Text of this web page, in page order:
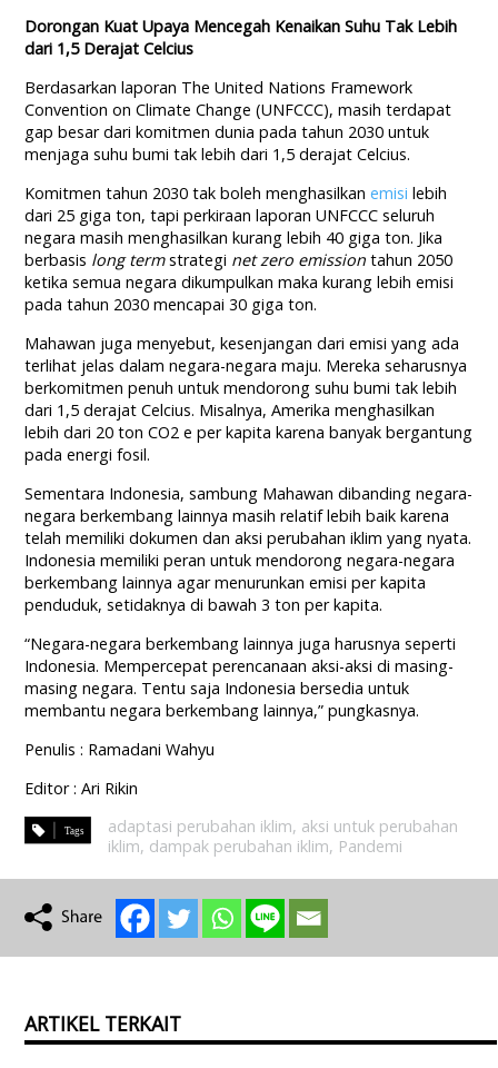
Dorongan Kuat Upaya Mencegah Kenaikan Suhu Tak Lebih
dari 1,5 Derajat Celcius
Berdasarkan laporan The United Nations Framework
Convention on Climate Change (UNFCCC), masih terdapat
gap besar dari komitmen dunia pada tahun 2030 untuk
menjaga suhu bumi tak lebih dari 1,5 derajat Celcius.
Komitmen tahun 2030 tak boleh menghasilkanemisi lebih
dari 25 giga ton, tapi perkiraan laporan UNFCCC seluruh
negara masih menghasilkan kurang lebih 40 giga ton. Jika
berbasis long termstrategi net zero emission tahun 2050
ketika semua negara dikumpulkan maka kurang lebih emisi
pada tahun 2030 mencapai 30 giga ton.
Mahawan juga menyebut, kesenjangan dari emisi yang ada
terlihat jelas dalam negara-negara maju. Mereka seharusnya
berkomitmen penuh untuk mendorong suhu bumi tak lebih
dari 1,5 derajat Celcius. Misalnya, Amerika menghasilkan
lebih dari 20 ton CO2 e per kapita karena banyak bergantung
pada energi fosil.
Sementara Indonesia, sambung Mahawan dibanding negara-
negara berkembang lainnya masih relatif lebih baik karena
telah memiliki dokumen dan aksi perubahan iklim yang nyata.
Indonesia memiliki peran untuk mendorong negara-negara
berkembang lainnya agar menurunkan emisi per kapita
penduduk, setidaknya di bawah 3 ton per kapita.
“Negara-negara berkembang lainnya juga harusnya seperti
Indonesia. Mempercepat perencanaan aksi-aksi di masing-
masing negara. Tentu saja Indonesia bersedia untuk
membantu negara berkembang lainnya,” pungkasnya.
Penulis : Ramadani Wahyu
Editor : Ari Rikin
adaptasi perubahan iklim, aksi untuk perubahan
iklim, dampak perubahan iklim, Pandemi
ARTIKEL TERKAIT